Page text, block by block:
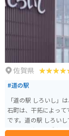
佐賀県
#道の駅
「道の駅 しろいし」は、佐
石町は、干拓によっ
です。道の駅 しろい
り、特に海苔は種類も豊富な